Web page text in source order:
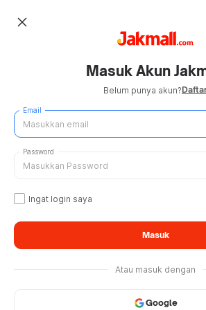
close
Masuk Akun
Belum punya akun?
Email
Password
Ingat login saya
Masuk
Atau masuk dengan
Google